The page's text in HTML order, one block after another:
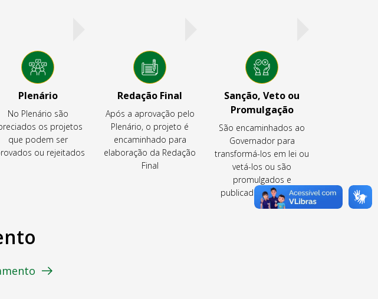
Plenário
No Plenário são
os projetos
que podem ser
ou rejeitados
Redação Final
Após a aprovação pelo
Plenário, o projeto é
encaminhado para
elaboração da Redação
Final
Sanção, Veto ou
Promulgação
São encaminhados ao
Governador para
transformá-los em lei ou
vetá-los ou são
promulgados e
publicados pela CLDF